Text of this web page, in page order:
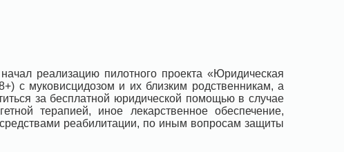
реализацию пилотного проекта «Юридическая
с муковисцидозом и их близким родственникам, а
за бесплатной юридической помощью в случае
терапией, иное лекарственное обеспечение,
реабилитации, по иным вопросам защиты